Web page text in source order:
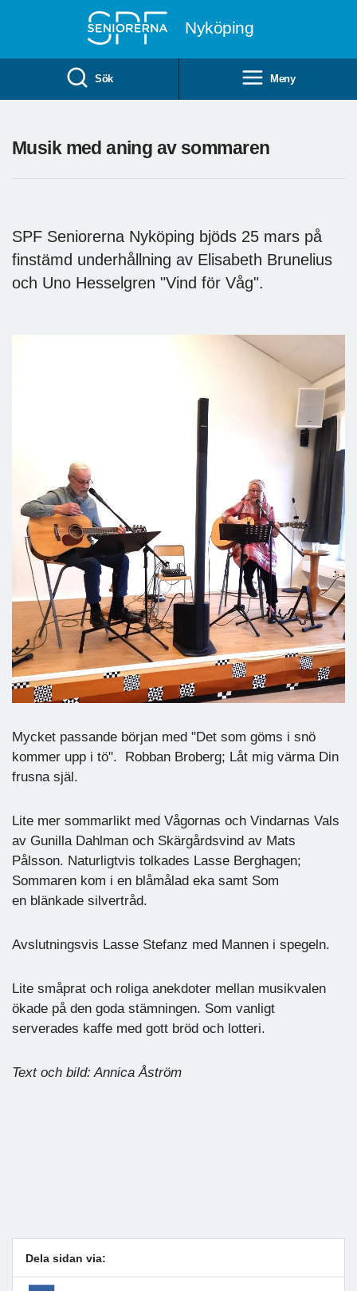
Nyköping
Sök Meny
Musik med aning av sommaren
SPF Seniorerna Nyköping bjöds 25 mars på
finstämd underhållning av Elisabeth Brunelius
och Uno Hesselgren "Vind för Våg".
Mycket passande början med "Det som göms i snö
kommer upp i tö". Robban Broberg; Låt mig värma Din
frusna själ.
Lite mer sommarlikt med Vågornas och Vindarnas Vals
av Gunilla Dahlman och Skärgårdsvind av Mats
Pålsson. Naturligtvis tolkades Lasse Berghagen;
Sommaren kom i en blåmålad eka samt Som
en blänkade silvertråd.
Avslutningsvis Lasse Stefanz med Mannen i spegeln.
Lite småprat och roliga anekdoter mellan musikvalen
ökade på den goda stämningen. Som vanligt
serverades kaffe med gott bröd och lotteri.
Text och bild: Annica Åström
Dela sidan via: